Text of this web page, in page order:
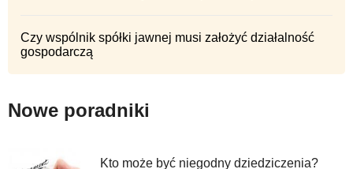
Czy wspólnik spółki jawnej musi założyć działalność
gospodarczą
Nowe poradniki
Kto może być niegodny dziedziczenia?